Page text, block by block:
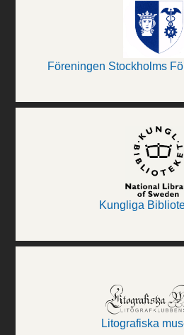
Föreningen Stockholms
Kungliga
Litografiska